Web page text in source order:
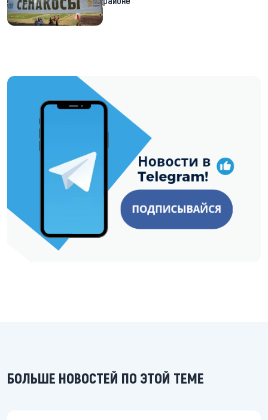
https://t.me/minskctvby
БОЛЬШЕ НОВОСТЕЙ ПО ЭТОЙ ТЕМЕ